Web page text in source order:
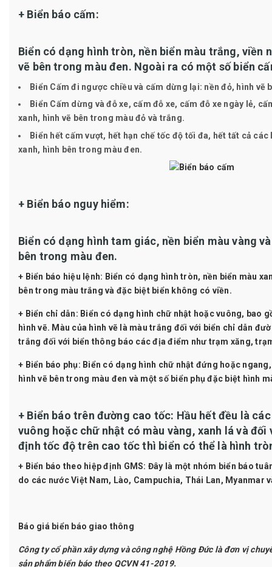
+ Biển báo cấm:
Biển có dạng hình tròn, nền biển màu trắng, viền
vẽ bên trong màu đen. Ngoài ra có một số biển
Biển Cấm đi ngược chiều và cấm dừng lại: nền đỏ, hình vẽ
Biển Cấm dừng và đỗ xe, cấm đỗ xe, cấm đỗ xe ngày lẻ,
xanh, hình vẽ bên trong màu đỏ và trắng.
Biển hết cấm vượt, hết hạn chế tốc độ tối đa, hết tất cả
xanh, hình bên trong màu đen.
+ Biển báo nguy hiểm:
Biển có dạng hình tam giác, nền biển màu vàng
bên trong màu đen.
+ Biển báo hiệu lệnh: Biển có dạng hình tròn, nền biển màu
bên trong màu trắng và đặc biệt biển không có viền.
+ Biển chỉ dẫn: Biển có dạng hình chữ nhật hoặc vuông, bao
hình vẽ. Màu của hình vẽ là màu trắng đối với biển chỉ dẫn
trắng đối với biển thông báo các địa điểm như trạm xăng,
+ Biển báo phụ: Biển có dạng hình chữ nhật đứng hoặc
hình vẽ bên trong màu đen và một số biển phụ đặc biệt hình
+ Biển báo trên đường cao tốc: Hầu hết đều là
vuông hoặc chữ nhật có màu vàng, xanh lá và đối
định tốc độ trên cao tốc thì biển có thể là hình
+ Biển báo theo hiệp định GMS: Đây là một nhóm biển báo
do các nước Việt Nam, Lào, Campuchia, Thái Lan, Myanmar
Báo giá biển báo giao thông
Công ty cổ phần xây dựng và công nghệ Hồng Đứclà đơn vị
sản phẩm biển báo theo QCVN 41-2019.